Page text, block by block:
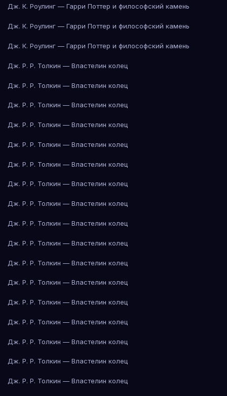
Дж. К. Роулинг — Гарри Поттер и философский камень
Дж. К. Роулинг — Гарри Поттер и философский камень
Дж. К. Роулинг — Гарри Поттер и философский камень
Дж. Р. Р. Толкин — Властелин колец
Дж. Р. Р. Толкин — Властелин колец
Дж. Р. Р. Толкин — Властелин колец
Дж. Р. Р. Толкин — Властелин колец
Дж. Р. Р. Толкин — Властелин колец
Дж. Р. Р. Толкин — Властелин колец
Дж. Р. Р. Толкин — Властелин колец
Дж. Р. Р. Толкин — Властелин колец
Дж. Р. Р. Толкин — Властелин колец
Дж. Р. Р. Толкин — Властелин колец
Дж. Р. Р. Толкин — Властелин колец
Дж. Р. Р. Толкин — Властелин колец
Дж. Р. Р. Толкин — Властелин колец
Дж. Р. Р. Толкин — Властелин колец
Дж. Р. Р. Толкин — Властелин колец
Дж. Р. Р. Толкин — Властелин колец
Дж. Р. Р. Толкин — Властелин колец